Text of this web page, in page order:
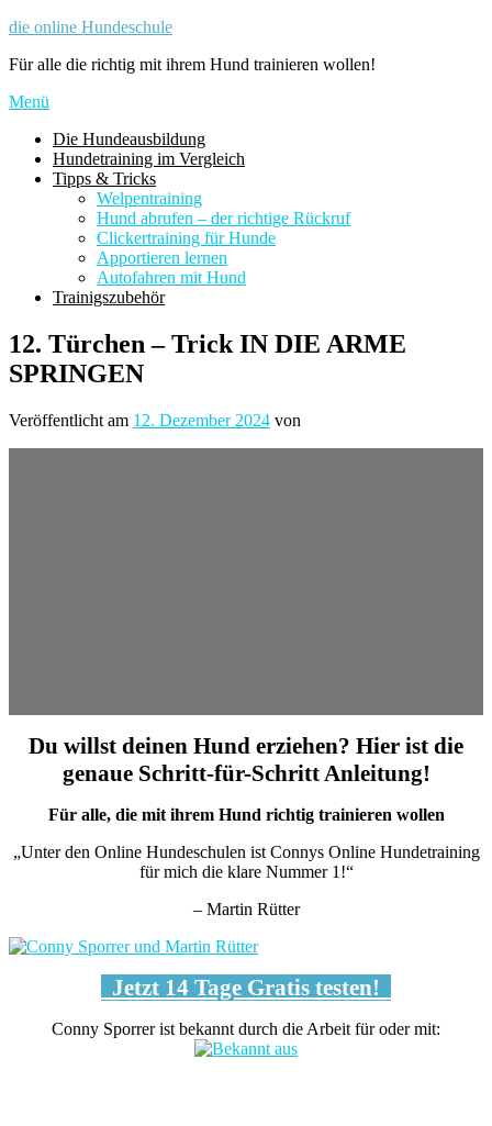
Zum
springen
die online Hundeschule
Für alle die richtig mit ihrem Hund trainieren wollen!
Menü
Die Hundeausbildung
Hundetraining im Vergleich
Tipps & Tricks
Welpentraining
Hund abrufen – der richtige Rückruf
Clickertraining für Hunde
Apportieren lernen
Autofahren mit Hund
Trainigszubehör
12. Türchen – Trick IN DIE ARME
SPRINGEN
Veröffentlicht am 12. Dezember 2024 von
Du willst deinen Hund erziehen? Hier ist die
genaue Schritt-für-Schritt Anleitung!
Für alle, die mit ihrem Hund richtig trainieren wollen
„Unter den Online Hundeschulen ist Connys Online Hundetraining
für mich die klare Nummer 1!“
– Martin Rütter
Jetzt 14 Tage Gratis testen!
Conny Sporrer ist bekannt durch die Arbeit für oder mit: